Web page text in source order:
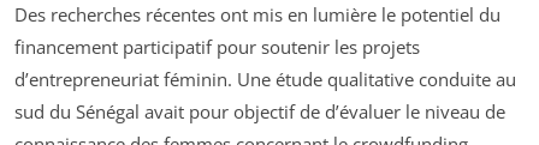
Des recherches récentes ont mis en lumière le potentiel du
financement participatif pour soutenir les projets
d’entrepreneuriat féminin. Une étude qualitative conduite au
sud du Sénégal avait pour objectif de d’évaluer le niveau de